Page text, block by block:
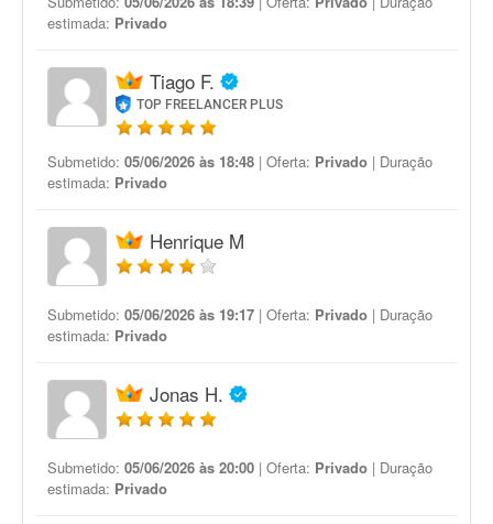
estimada: Privado
Tiago F.
TOP FREELANCER PLUS
Submetido: 05/06/2026 às 18:48 | Oferta: Privado | Duração
estimada: Privado
Henrique M
Submetido: 05/06/2026 às 19:17 | Oferta: Privado | Duração
estimada: Privado
Jonas H.
Submetido: 05/06/2026 às 20:00 | Oferta: Privado | Duração
estimada: Privado